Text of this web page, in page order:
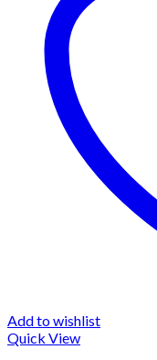
Add to wishlist
Quick View